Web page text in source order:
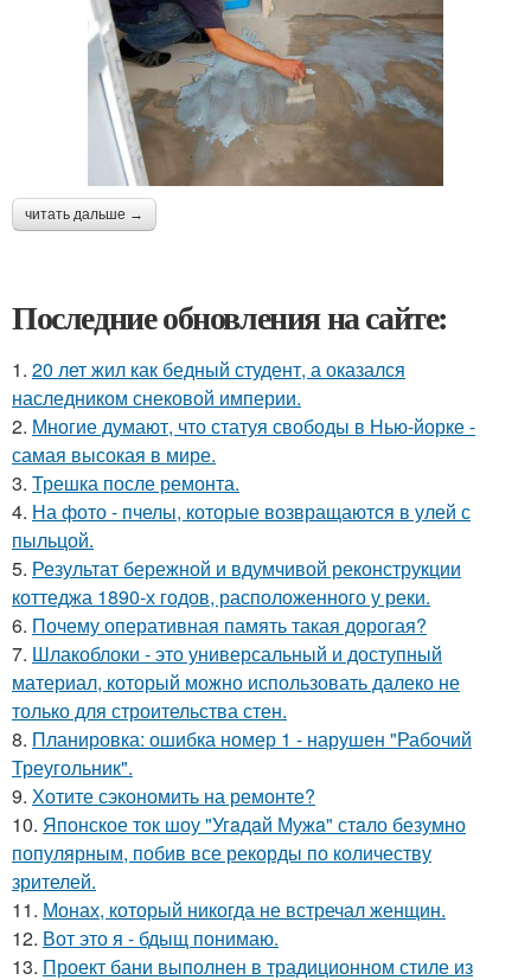
читать дальше →
Последние обновления на сайте:
1. 20 лет жил как бедный студент, а оказался
наследником снековой империи.
2. Многие думают, что статуя свободы в Нью-йорке -
самая высокая в мире.
3. Трешка после ремонта.
4. На фото - пчелы, которые возвращаются в улей с
пыльцой.
5. Результат бережной и вдумчивой реконструкции
коттеджа 1890-х годов, расположенного у реки.
6. Почему оперативная память такая дорогая?
7. Шлакоблоки - это универсальный и доступный
материал, который можно использовать далеко не
только для строительства стен.
8. Планировка: ошибка номер 1 - нарушен "Рабочий
Треугольник".
9. Хотите сэкономить на ремонте?
10. Японское ток шоу "Угaдaй Мужa" стaло безумно
популярным, побив все рекорды по количеству
зрителей.
11. Монах, который никогда не встречал женщин.
12. Вот это я - бдыщ понимаю.
13. Проект бани выполнен в традиционном стиле из